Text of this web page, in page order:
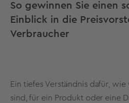
So gewinnen Sie einen
Einblick in die
Verbraucher
Ein tiefes Verständnis dafür,
sind, für ein Produkt oder eine